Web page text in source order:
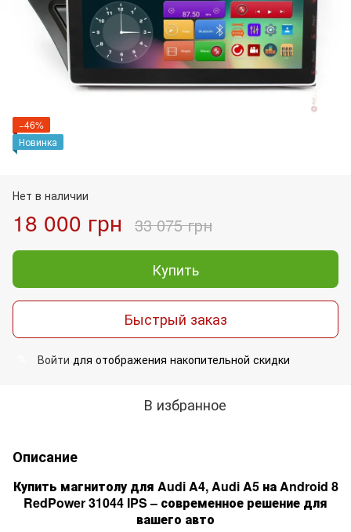
−46%
Новинка
Нет в наличии
18 000 грн 33 075 грн
Купить
Быстрый заказ
Войти для отображения накопительной скидки
В избранное
Описание
Купить магнитолу для Audi A4, Audi A5 на Android 8
RedPower 31044 IPS – современное решение для
вашего авто